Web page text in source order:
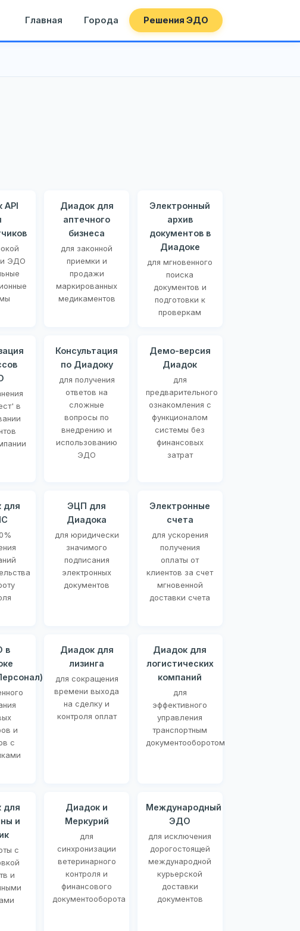
Главная Города Решения ЭДО
API
ЭДО
Диадок для
аптечного
бизнеса
для законной
приемки и
продажи
маркированных
медикаментов
Электронный
архив
документов в
Диадоке
для мгновенного
поиска
документов и
подготовки к
проверкам
в
Консультация
по Диадоку
для получения
ответов на
сложные
вопросы по
внедрению и
использованию
ЭДО
Демо-версия
Диадок
для
предварительного
ознакомления с
функционалом
системы без
финансовых
затрат
для
ЭЦП для
Диадока
для юридически
значимого
подписания
электронных
документов
Электронные
счета
для ускорения
получения
оплаты от
клиентов за счет
мгновенной
доставки счета
в
и
с
Диадок для
лизинга
для сокращения
времени выхода
на сделку и
контроля оплат
Диадок для
логистических
компаний
для
эффективного
управления
транспортным
документооборотом
для
и
с
и
Диадок и
Меркурий
для
синхронизации
ветеринарного
контроля и
финансового
документооборота
Международный
ЭДО
для исключения
дорогостоящей
международной
курьерской
доставки
документов